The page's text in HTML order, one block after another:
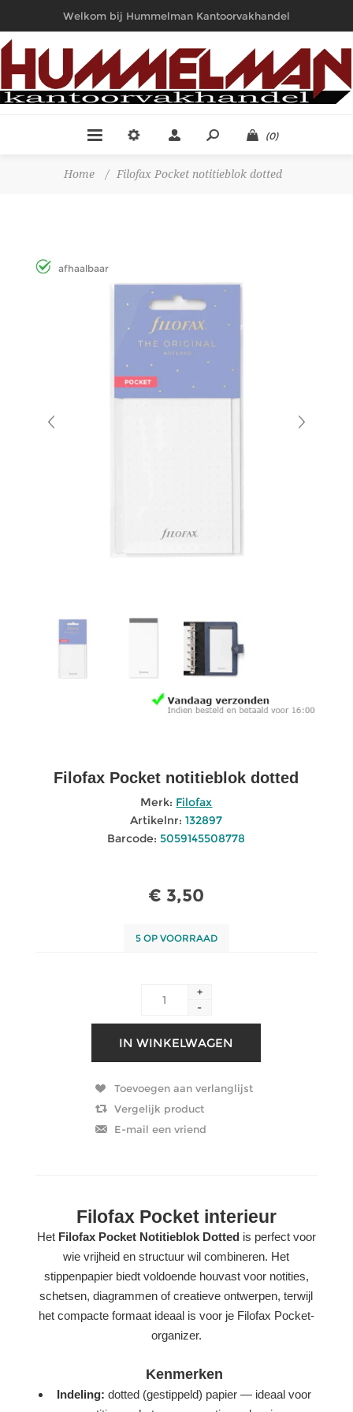
Welkom bij Hummelman Kantoorvakhandel
(0)
Home / Filofax Pocket notitieblok dotted
afhaalbaar
Filofax Pocket notitieblok dotted
Merk: Filofax
Artikelnr: 132897
Barcode: 5059145508778
€ 3,50
5 OP VOORRAAD
+
-
Filofax Pocket interieur
Het Filofax Pocket Notitieblok Dottedis perfect voor
wie vrijheid en structuur wil combineren. Het
stippenpapier biedt voldoende houvast voor notities,
schetsen, diagrammen of creatieve ontwerpen, terwijl
het compacte formaat ideaal is voor je Filofax Pocket-
organizer.
Kenmerken
Indeling: dotted (gestippeld) papier — ideaal voor